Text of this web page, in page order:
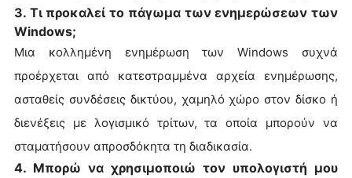
3. Τι προκαλεί το πάγωμα των ενημερώσεων των
Windows;
Μια κολλημένη ενημέρωση των Windows συχνά
προέρχεται από κατεστραμμένα αρχεία ενημέρωσης,
ασταθείς συνδέσεις δικτύου, χαμηλό χώρο στον δίσκο ή
διενέξεις με λογισμικό τρίτων, τα οποία μπορούν να
σταματήσουν απροσδόκητα τη διαδικασία.
4. Μπορώ να χρησιμοποιώ τον υπολογιστή μου